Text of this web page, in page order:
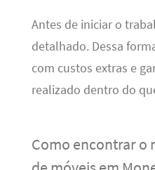
Antes de iniciar o
detalhado. Dessa
com custos extras e
realizado dentro do
Como encontrar